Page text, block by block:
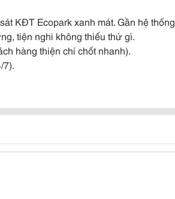
KĐT Ecopark xanh mát. Gần hệ
tiện nghi không thiếu thứ gì.
hàng thiện chí chốt nhanh).
7).